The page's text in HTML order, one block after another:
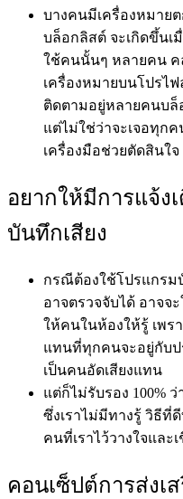
บางคนมีเครื่องหมาย
บล็อกลิสต์ จะเกิดขึ้น
ใช้คนนั้นๆ หลายคน ค
เครื่องหมายบนโปรไ
ติดตามอยู่หลายคนบล็
แต่ไม่ใช่ว่าจะเจอทุก
เครื่องมือช่วยตัดสินใจ
อยากให้มีการแจ้ง
บันทึกเสียง
กรณีต้องใช้โปรแกรม
อาจตรวจจับได้ อาจจ
ให้คนในห้องให้รู้ เพร
แทนที่ทุกคนจะอยู่กับป
เป็นคนอัดเสียงแทน
แต่ก็ไม่รับรอง 100%
ซึ่งเราไม่มีทางรู้ วิธีที่
คนที่เราไว้วางใจและ
คอนเซ็ปต์การส่งเ